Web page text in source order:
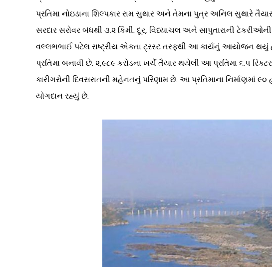
પ્રતિમા નોઇડાના શિલ્પકાર રામ સુથાર અને તેમના પુત્ર અનિલ સુથારે
સરદાર સરોવર બંધથી ૩.૨ કિમી. દૂર, વિંધ્યાચલ અને સાપુતારાની
વલ્લભભાઈ પટેલ રાષ્ટ્રીય એકતા ટ્રસ્ટ તરફથી આ કાર્યનું આયોજન
પ્રતિમા બનાવી છે. ૨,૯૮૯ કરોડના ખર્ચે તૈયાર થયેલી આ પ્રતિમા ૬.૫
કારીગરોની દિવસરાતની મહેનતનું પરિણામ છે. આ પ્રતિમાના
યોગદાન રહ્યું છે.